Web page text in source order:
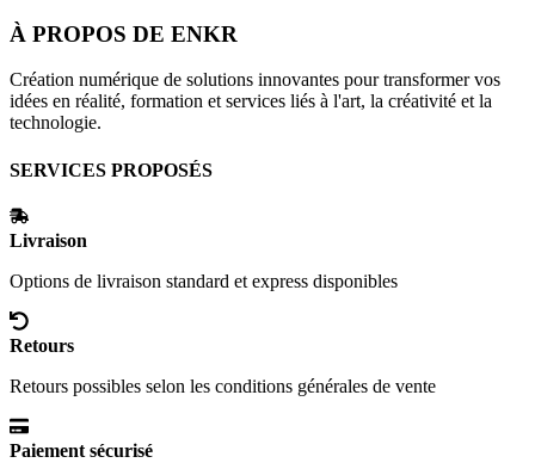
À PROPOS DE ENKR
Création numérique de solutions innovantes pour transformer vos
idées en réalité, formation et services liés à l'art, la créativité et la
technologie.
SERVICES PROPOSÉS
Livraison
Options de livraison standard et express disponibles
Retours
Retours possibles selon les conditions générales de vente
Paiement sécurisé